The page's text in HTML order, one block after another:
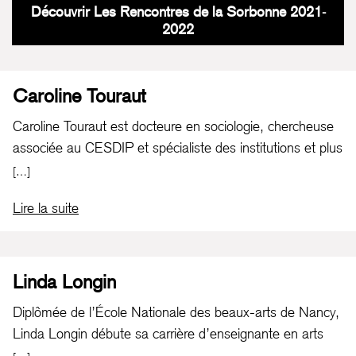
Découvrir Les Rencontres de la Sorbonne 2021-
2022
Caroline Touraut
Caroline Touraut est docteure en sociologie, chercheuse
associée au CESDIP et spécialiste des institutions et plus
particulièrement de la prison. Durant plusieurs années,
les proches de détenus (
culture en prison ou encore sur la religion. Plus
récemment, elle a réalisé une riche étude sur les enjeux
du vieillissement en prison (Vieillir en prison. Punition et
compassion, Champ social, coll. Questions de société,
[…]
Lire la suite
Linda Longin
Diplômée de l’École Nationale des beaux-arts de Nancy,
Linda Longin débute sa carrière d’enseignante en arts